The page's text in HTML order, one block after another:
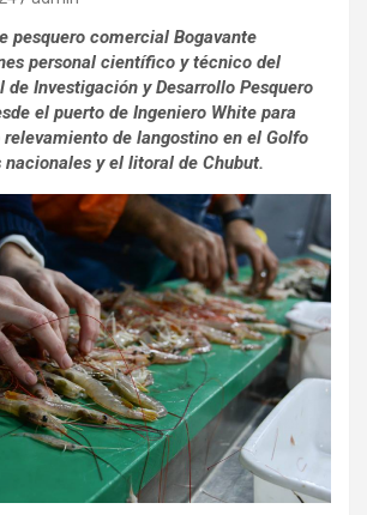
pesquero comercial Bogavante
personal científico y técnico del
Investigación y Desarrollo Pesquero
el puerto de Ingeniero White para
de langostino en el Golfo
nacionales y el litoral de Chubut.